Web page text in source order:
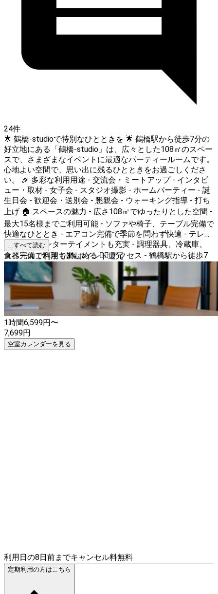
24件
🌟 鶴橋-studioで特別なひとときを 🌟 鶴橋駅から徒歩7分の
好立地にある「鶴橋-studio」は、広々とした108㎡のスペー
スで、さまざまなイベントに最適なパーティールームです。
心地よい空間で、思い出に残るひとときをお過ごしくださ
い。 🎉 多彩な利用用途 - 交流会・ミートアップ - インタビ
ュー・取材 - 女子会 - スタジオ撮影 - ホームパーティー - 誕
生日会 - 歓迎会・送別会 - 懇親会 - ウォーキング指導 - 打ち
上げ 🏠 スペースの魅力 - 広さ108㎡でゆったりとした空間 -
最大15名様までご利用可能 - ソファや椅子、テーブル完備で
快適なひととき - エアコン完備で季節を問わず快適 - テレビ
とWi-Fiでエンターテイメントも充実 - 調理器具、冷蔵庫、
食器完備で料理も楽しめる 🚶‍♂️ アクセス - 鶴橋駅から徒歩7
分の便利な立地 💰 料金 - 6599円〜7699円 鶴橋-studioで、
特別なイベントを計画してみませんか？広々とした空間で、
心に残るひとときをお楽しみください。皆様のご利用を心よ
りお待ちしております！
...すべて読む
スペースご利用で3%ポイント還元
1時間6,599円〜
7,699円
空室カレンダーを見る
利用日の8日前までキャンセル料無料
定期利用の方はこちら